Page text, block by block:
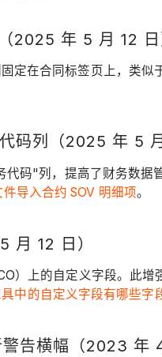
2025 年 5 月 12 日
定在合同标签页上，类
码列（2025 年 5
码"列，提高了财务数
件导入合约 SOV 明细项。
月 12 日）
）上的自定义字段。此
中的自定义字段有哪些字
告横幅（2023 年